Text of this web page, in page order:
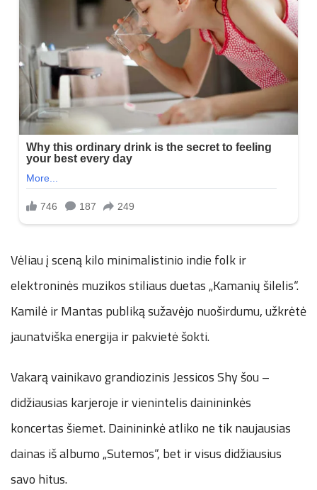
Vėliau į sceną kilo minimalistinio indie folk ir
elektroninės muzikos stiliaus duetas „Kamanių šilelis“.
Kamilė ir Mantas publiką sužavėjo nuoširdumu, užkrėtė
jaunatviška energija ir pakvietė šokti.
Vakarą vainikavo grandiozinis Jessicos Shy šou –
didžiausias karjeroje ir vienintelis dainininkės
koncertas šiemet. Dainininkė atliko ne tik naujausias
dainas iš albumo „Sutemos“, bet ir visus didžiausius
savo hitus.